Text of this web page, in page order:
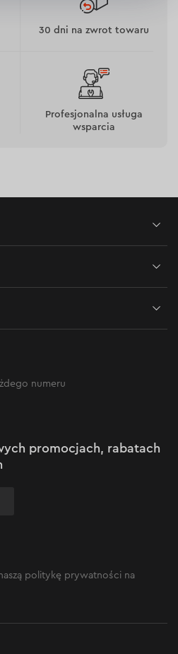
30 dni na zwrot towaru
Profesjonalna usługa
wsparcia
numeru
promocjach, rabatach
politykę prywatności na